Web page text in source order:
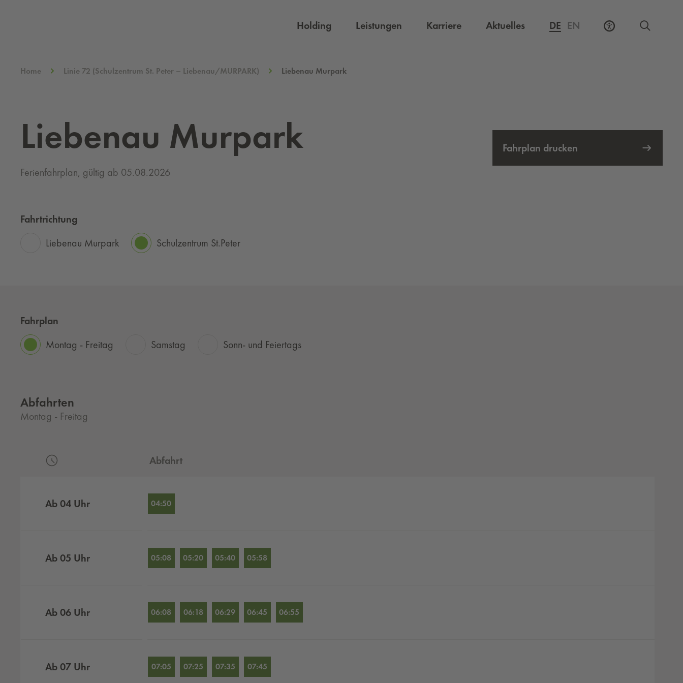
Holding Leistungen KarriereExterner Link, öffnet eine neue Registerkarte
Aktuelles DE EN
Home Linie 72 (Schulzentrum St. Peter – Liebenau/MURPARK) Liebenau Murpark
Liebenau Murpark
Ferienfahrplan, gültig ab 05.08.2026
Fahrplan drucken
Fahrtrichtung
Liebenau Murpark
Schulzentrum St.Peter
Fahrplan
Montag - Freitag
Samstag Sonn- und Feiertags
Abfahrten
Montag - Freitag
Abfahrt
Ab04 Uhr 04:50
Ab05 Uhr 05:08 05:20 05:40 05:58
Ab06 Uhr 06:08 06:18 06:29 06:45 06:55
Ab07 Uhr 07:05 07:25 07:35 07:45